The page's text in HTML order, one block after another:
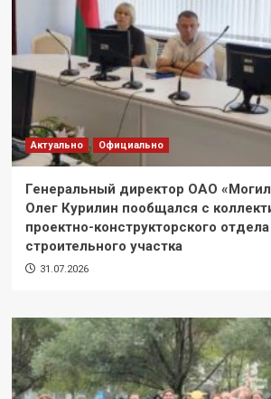
Актуально Официально
Генеральный директор ОАО
Олег Курилин пообщался с
проектно-конструкторского
строительного участка
31.07.2026